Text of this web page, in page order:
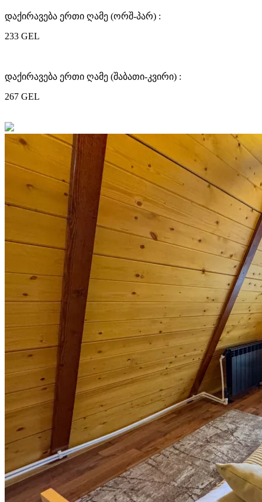
დაქირავება ერთი ღამე (ორშ-პარ) :
233 GEL
დაქირავება ერთი ღამე (შაბათი-კვირი) :
267 GEL